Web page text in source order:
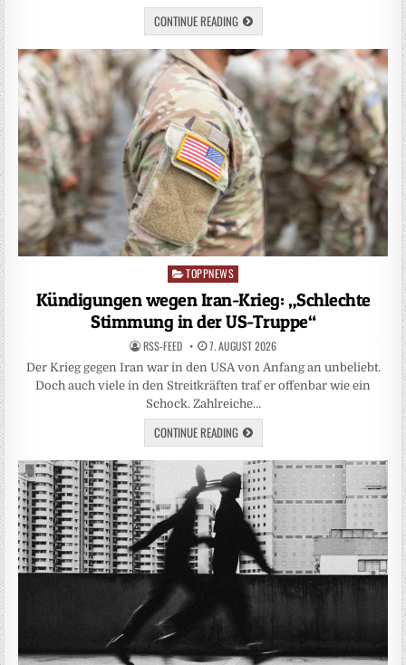
CONTINUE READING
Posted
TOPPNEWS
Kündigungen wegen Iran-Krieg: „Schlechte
Stimmung in der US-Truppe“
RSS-FEED 7. AUGUST 2026
Der Krieg gegen Iran war in den USA von Anfang an unbeliebt.
Doch auch viele in den Streitkräften traf er offenbar wie ein
Schock. Zahlreiche…
CONTINUE READING